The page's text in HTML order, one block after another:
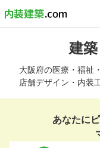
建
大阪府の医療・福祉
店舗デザイン・内装
あなたに